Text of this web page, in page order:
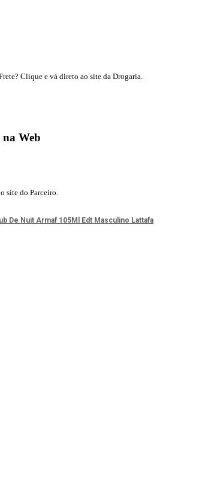
Clique e vá direto ao site da Drogaria.
na Web
site do Parceiro.
De Nuit Armaf 105Ml Edt Masculino Lattafa